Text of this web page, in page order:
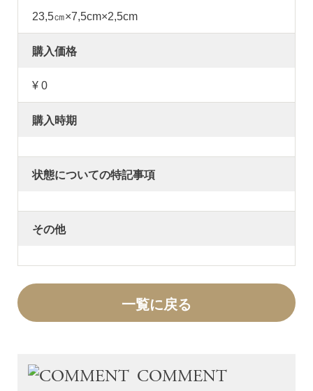
COMMENT
23,5㎝×7,5cm×2,5cm
購入価格
¥ 0
購入時期
状態についての特記事項
その他
一覧に戻る